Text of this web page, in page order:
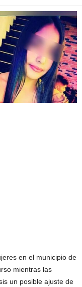
en el municipio de
mientras las
un posible ajuste de